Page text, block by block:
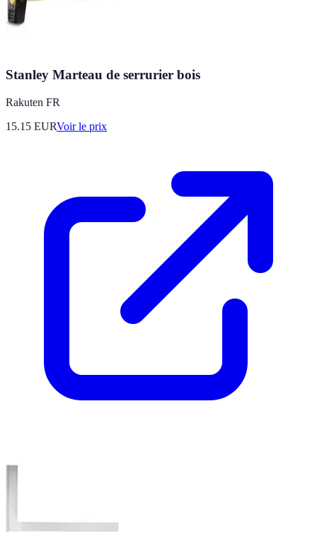
Stanley Marteau de serrurier bois
Rakuten FR
15.15 EURVoir le prix